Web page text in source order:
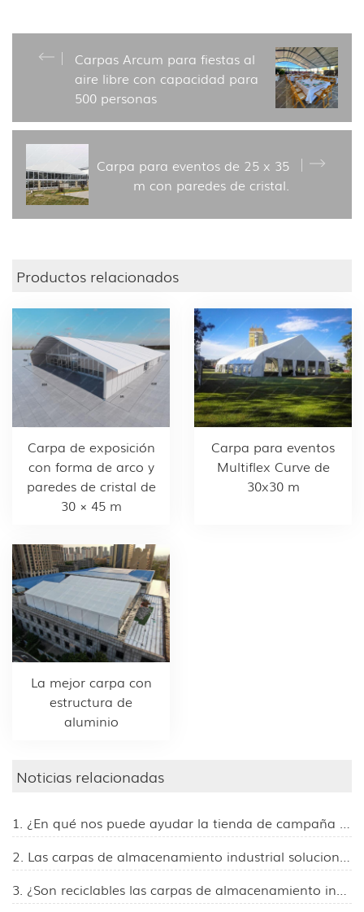
Carpas Arcum para fiestas al
aire libre con capacidad para
500 personas
Carpa para eventos de 25 x 35
m con paredes de cristal.
Productos relacionados
Carpa de exposición
con forma de arco y
paredes de cristal de
30 × 45 m
Carpa para eventos
Multiflex Curve de
30x30 m
La mejor carpa con
estructura de
aluminio
Noticias relacionadas
1. ¿En qué nos puede ayudar la tienda de campaña en la labor de prevención de epidemias?
2. Las carpas de almacenamiento industrial solucionan muchos problemas para las empresas.
3. ¿Son reciclables las carpas de almacenamiento industrial?